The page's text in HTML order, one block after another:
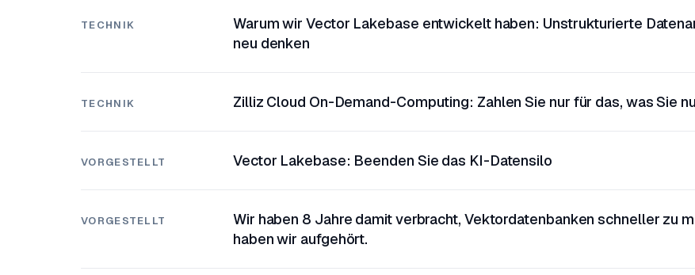
TECHNIK
Warum wir Vector Lakebase entwickelt haben: Unstrukturierte
neu denken
TECHNIK Zilliz Cloud On-Demand-Computing: Zahlen Sie nur für das, was Sie
VORGESTELLT Vector Lakebase: Beenden Sie das KI-Datensilo
VORGESTELLT
Wir haben 8 Jahre damit verbracht, Vektordatenbanken schneller zu
haben wir aufgehört.